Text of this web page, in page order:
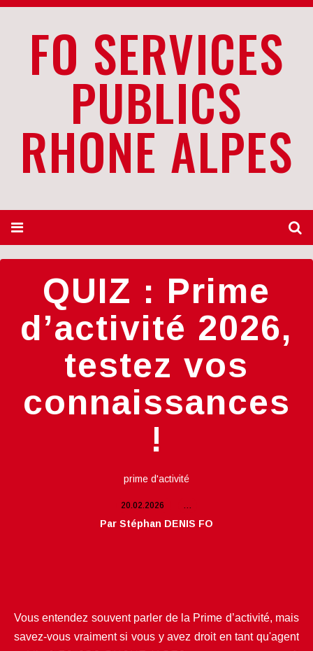
FO SERVICES
PUBLICS
RHONE ALPES
QUIZ : Prime
d’activité 2026,
testez vos
connaissances
!
prime d'activité
20.02.2026 …
Par Stéphan DENIS FO
Vous entendez souvent parler de la Prime d’activité, mais
savez-vous vraiment si vous y avez droit en tant qu'agent